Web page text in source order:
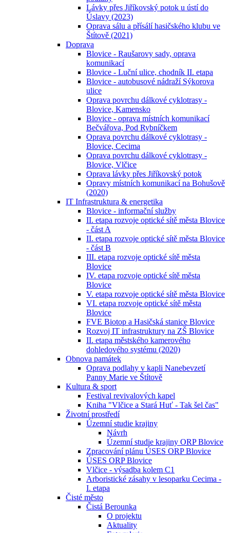
Lávky přes Jiříkovský potok u ústí do
Úslavy (2023)
Oprava sálu a přísálí hasičského klubu ve
Štítově (2021)
Doprava
Blovice - Raušarovy sady, oprava
komunikací
Blovice - Luční ulice, chodník II. etapa
Blovice - autobusové nádraží Sýkorova
ulice
Oprava povrchu dálkové cyklotrasy -
Blovice, Kamensko
Blovice - oprava místních komunikací
Bečvářova, Pod Rybníčkem
Oprava povrchu dálkové cyklotrasy -
Blovice, Cecima
Oprava povrchu dálkové cyklotrasy -
Blovice, Vlčice
Oprava lávky přes Jiříkovský potok
Opravy místních komunikací na Bohušově
(2020)
IT Infrastruktura & energetika
Blovice - informační služby
II. etapa rozvoje optické sítě města Blovice
- část A
II. etapa rozvoje optické sítě města Blovice
- část B
III. etapa rozvoje optické sítě města
Blovice
IV. etapa rozvoje optické sítě města
Blovice
V. etapa rozvoje optické sítě města Blovice
VI. etapa rozvoje optické sítě města
Blovice
FVE Biotop a Hasičská stanice Blovice
Rozvoj IT infrastruktury na ZŠ Blovice
II. etapa městského kamerového
dohledového systému (2020)
Obnova památek
Oprava podlahy v kapli Nanebevzetí
Panny Marie ve Štítově
Kultura & sport
Festival revivalových kapel
Kniha "Vlčice a Stará Huť - Tak šel čas"
Životní prostředí
Územní studie krajiny
Návrh
Územní studie krajiny ORP Blovice
Zpracování plánu ÚSES ORP Blovice
ÚSES ORP Blovice
Vlčice - výsadba kolem C1
Arboristické zásahy v lesoparku Cecima -
I. etapa
Čisté město
Čistá Berounka
O projektu
Aktuality